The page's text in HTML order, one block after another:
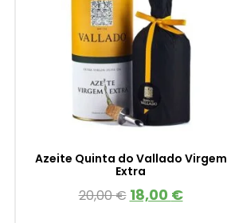
Azeite Quinta do Vallado Virgem
Extra
20,00€ 18,00 €